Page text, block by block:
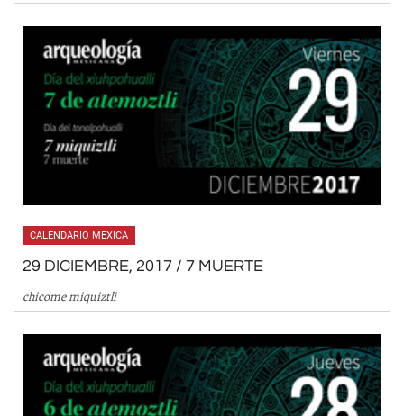
CALENDARIO MEXICA
29 DICIEMBRE, 2017 / 7 MUERTE
chicome miquiztli